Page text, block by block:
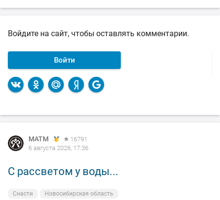
Войдите на сайт, чтобы оставлять комментарии.
Войти
MATM
16791
6 августа 2026, 17:36
С рассветом у воды...
Снасти Новосибирская область